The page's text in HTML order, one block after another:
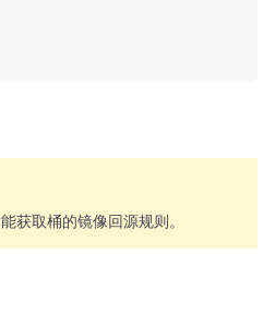
获取桶的镜像回源规则。